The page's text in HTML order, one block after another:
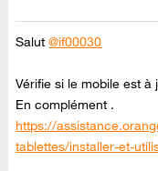
Salut@if00030
Vérifie si le mobile est à
En complément .
https://
tablettes/installer-et-